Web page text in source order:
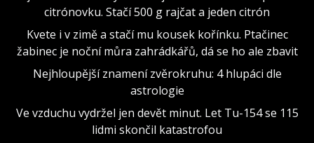
citrónovku. Stačí 500 g rajčat a jeden citrón
Kvete i v zimě a stačí mu kousek kořínku. Ptačinec
žabinec je noční můra zahrádkářů, dá se ho ale zbavit
Nejhloupější znamení zvěrokruhu: 4 hlupáci dle
astrologie
Ve vzduchu vydržel jen devět minut. Let Tu-154 se 115
lidmi skončil katastrofou